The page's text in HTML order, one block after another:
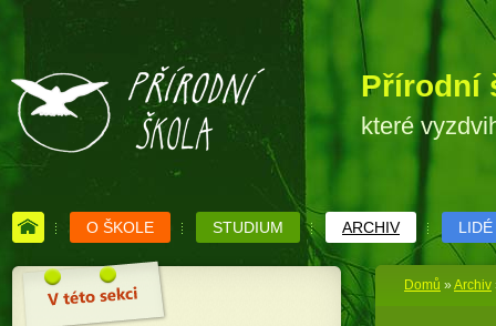
Přírodní
které
O ŠKOLE STUDIUM ARCHIV LIDÉ
Domů » Archiv